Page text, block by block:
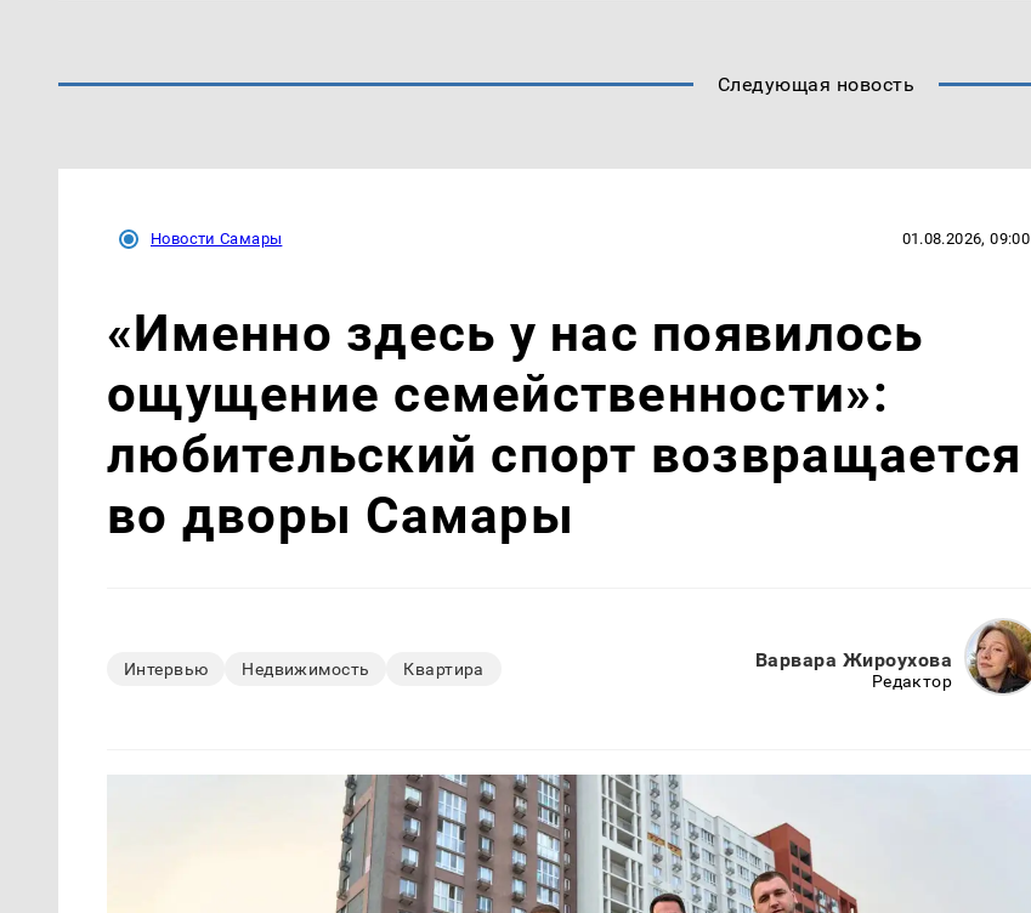
Следующая новость
Новости Самары 01.08.2026, 09:00
«Именно здесь у нас появилось
ощущение семейственности»:
любительский спорт возвращается
во дворы Самары
Интервью Недвижимость Квартира Варвара Жироухова
Редактор